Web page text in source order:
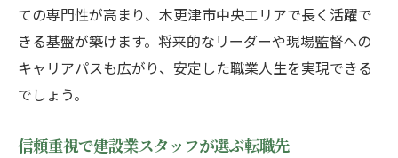
ての専門性が高まり、木更津市中央エリアで長く活躍で
きる基盤が築けます。将来的なリーダーや現場監督への
キャリアパスも広がり、安定した職業人生を実現できる
でしょう。
信頼重視で建設業スタッフが選ぶ転職先